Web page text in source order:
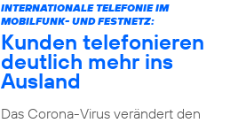
INTERNATIONALE TELEFONIE IM
MOBILFUNK- UND FESTNETZ:
Kunden telefonieren
deutlich mehr ins
Ausland
Das Corona-Virus verändert den